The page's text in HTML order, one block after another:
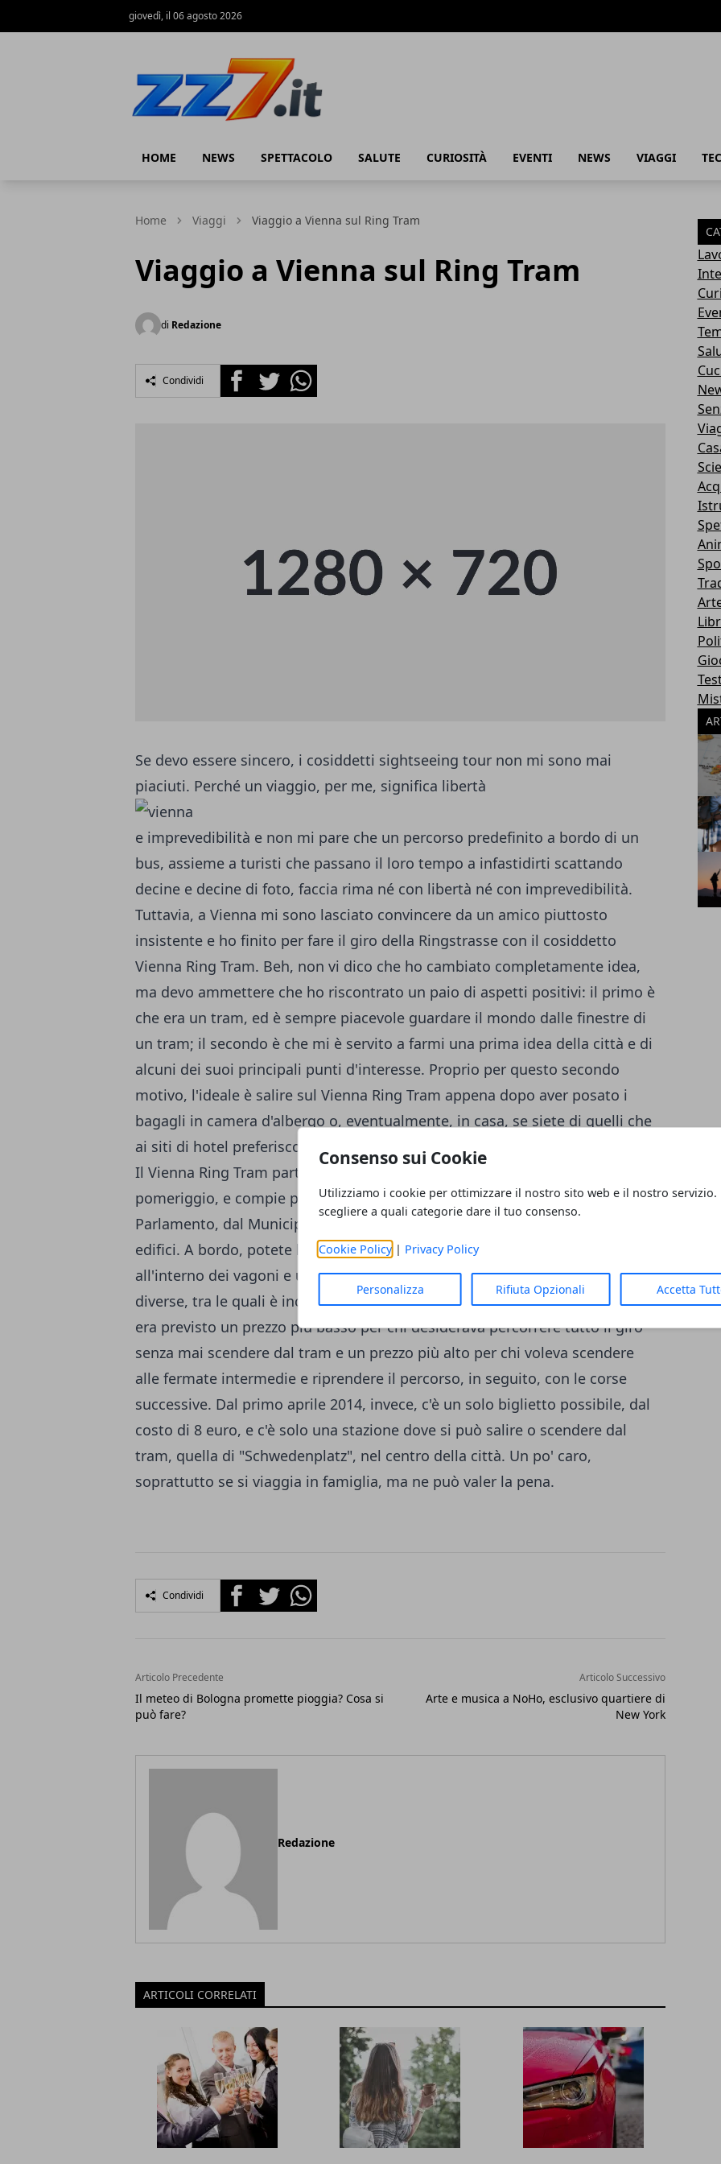
Consenso sui Cookie
Utilizziamo i cookie per ottimizzare il nostro sito web e il nostro servizio.
scegliere a quali categorie dare il tuo consenso.
Cookie Policy| Privacy Policy
Personalizza Rifiuta Opzionali Accetta
giovedì, il 06 agosto 2026
HOME NEWS SPETTACOLO SALUTE CURIOSITÀ EVENTI NEWS VIAGGI
Home Viaggi Viaggio a Vienna sul Ring Tram
Viaggio a Vienna sul Ring Tram
di Redazione
Condividi FacebookTwitterWhatsapp
Se devo essere sincero, i cosiddetti sightseeing tour non mi sono mai
piaciuti. Perché un viaggio, per me, significa libertà
e imprevedibilità e non mi pare che un percorso predefinito a bordo di un
bus, assieme a turisti che passano il loro tempo a infastidirti scattando
decine e decine di foto, faccia rima né con libertà né con imprevedibilità.
Tuttavia, a Vienna mi sono lasciato convincere da un amico piuttosto
insistente e ho finito per fare il giro della Ringstrasse con il cosiddetto
Vienna Ring Tram. Beh, non vi dico che ho cambiato completamente idea,
ma devo ammettere che ho riscontrato un paio di aspetti positivi: il primo è
che era un tram, ed è sempre piacevole guardare il mondo dalle finestre di
un tram; il secondo è che mi è servito a farmi una prima idea della città e di
alcuni dei suoi principali punti d'interesse. Proprio per questo secondo
motivo, l'ideale è salire sul Vienna Ring Tram appena dopo aver posato i
bagagli in camera d'albergo o, eventualmente, in casa, se siete di quelli che
ai siti di hotel preferiscono HouseTrip, Airbnb e gli altri siti di case vacanze.
Il Vienna Ring Tram parte ogni 30 minuti, dalle 10 di mattina alle 5:30 del
pomeriggio, e compie più di dieci fermate, passando dall'Hofburg, dal
Parlamento, dal Municipio, dalla Borsa, dall'Università e da altri importanti
edifici. A bordo, potete leggere informazioni utili sugli schermi LCD allestiti
all'interno dei vagoni e usufruire di un'audioguida disponibile in 8 lingue
diverse, tra le quali è incluso, fortunatamente, anche l'italiano. In passato,
era previsto un prezzo più basso per chi desiderava percorrere tutto il giro
senza mai scendere dal tram e un prezzo più alto per chi voleva scendere
alle fermate intermedie e riprendere il percorso, in seguito, con le corse
successive. Dal primo aprile 2014, invece, c'è un solo biglietto possibile, dal
costo di 8 euro, e c'è solo una stazione dove si può salire o scendere dal
tram, quella di "Schwedenplatz", nel centro della città. Un po' caro,
soprattutto se si viaggia in famiglia, ma ne può valer la pena.
Condividi FacebookTwitterWhatsapp
Articolo Precedente
Il meteo di Bologna promette pioggia? Cosa si
può fare?
Articolo Successivo
Arte e musica a NoHo, esclusivo quartiere di
New York
Redazione
ARTICOLI CORRELATI